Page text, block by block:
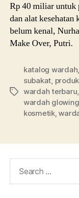
Rp 40 miliar untuk
dan alat
belum kenal,
Make Over,
Tags
katalog wardah,
subakat,
wardah terbaru,
wardah glowing
kosmetik,